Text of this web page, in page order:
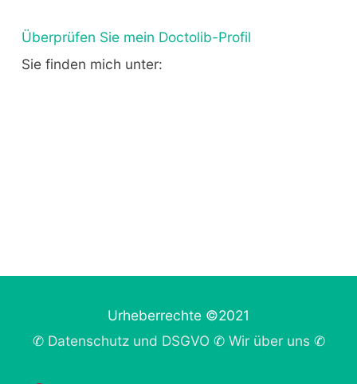
Überprüfen Sie mein Doctolib-Profil
Sie finden mich unter:
Urheberrechte ©2021
✆ Datenschutz und DSGVO ✆ Wir über uns✆